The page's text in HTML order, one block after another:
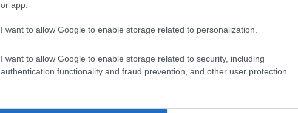
or app.
I want to allow Google to enable storage related to personalization.
I want to allow Google to enable storage related to security, including
authentication functionality and fraud prevention, and other user protection.